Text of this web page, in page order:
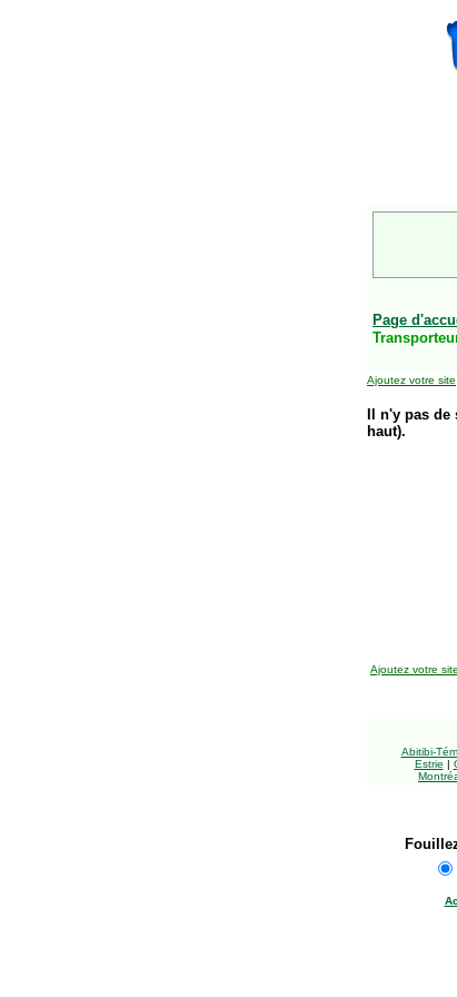
Page
Ajoutez votre site
Il n'y pas
haut).
Ajoutez votre site
Abitibi-
Estrie |